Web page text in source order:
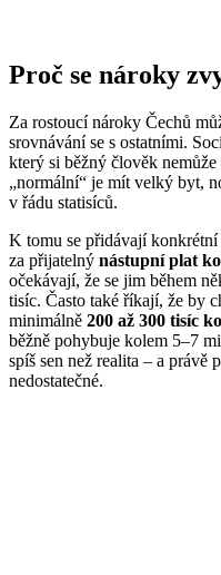
Proč se nároky
Za rostoucí nároky Čechů
srovnávání se s ostatními.
který si běžný člověk
„normální“ je mít velký byt,
v řádu statisíců.
K tomu se přidávají
za přijatelný nástupní plat
očekávají, že se jim během
tisíc. Často také říkají, že by
minimálně 200 až 300 tisíc
běžně pohybuje kolem 5–7
spíš sen než realita – a
nedostatečné.